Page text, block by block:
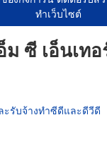
ทำเว็บไซต์
ซี เอ็นเท
ะรับจ้างทำซีดีและดีวีดี